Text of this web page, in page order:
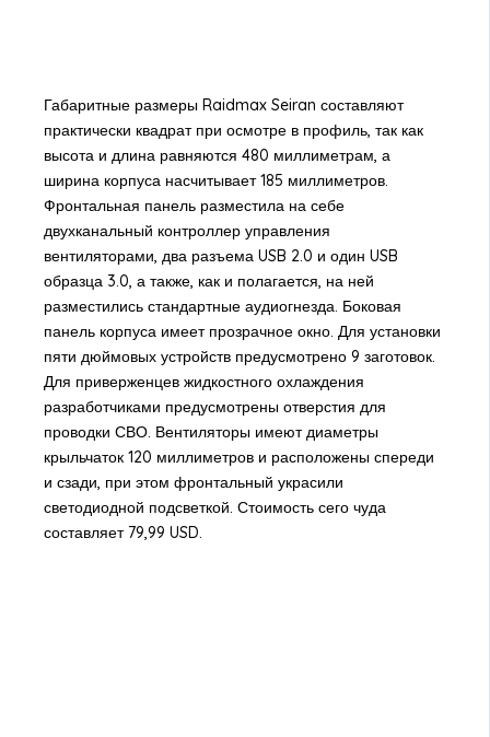
Габаритные размеры Raidmax Seiran составляют
практически квадрат при осмотре в профиль, так как
высота и длина равняются 480 миллиметрам, а
ширина корпуса насчитывает 185 миллиметров.
Фронтальная панель разместила на себе
двухканальный контроллер управления
вентиляторами, два разъема USB 2.0 и один USB
образца 3.0, а также, как и полагается, на ней
разместились стандартные аудиогнезда. Боковая
панель корпуса имеет прозрачное окно. Для установки
пяти дюймовых устройств предусмотрено 9 заготовок.
Для приверженцев жидкостного охлаждения
разработчиками предусмотрены отверстия для
проводки СВО. Вентиляторы имеют диаметры
крыльчаток 120 миллиметров и расположены спереди
и сзади, при этом фронтальный украсили
светодиодной подсветкой. Стоимость сего чуда
составляет 79,99 USD.